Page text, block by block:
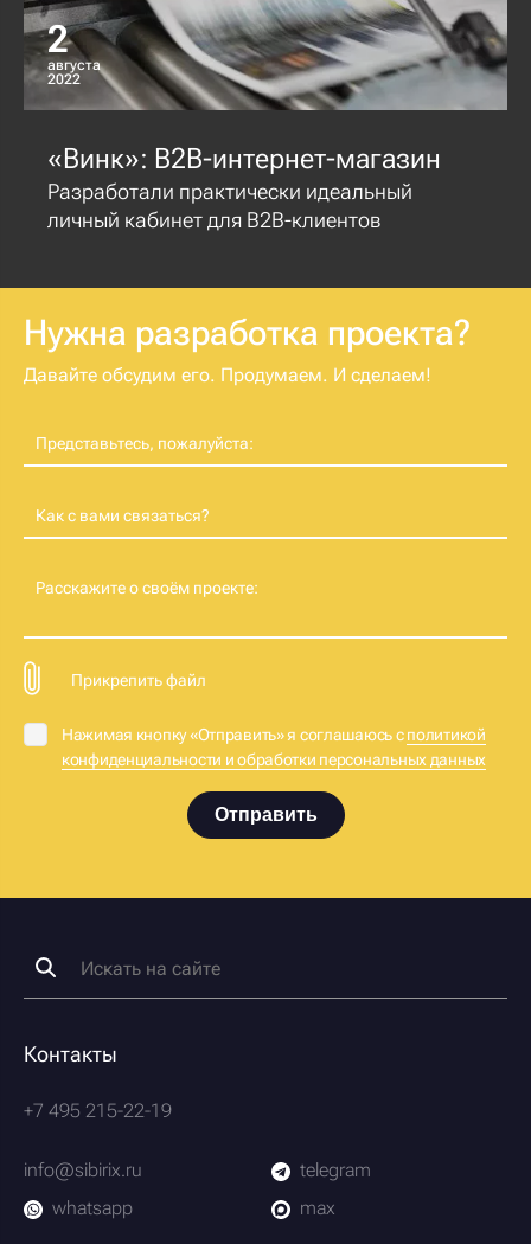
2
августа
2022
«Винк»: B2B-интернет-магазин
Разработали практически идеальный
личный кабинет для B2B-клиентов
Нужна разработка проекта?
Давайте обсудим его. Продумаем. И сделаем!
Представьтесь, пожалуйста:
Как с вами связаться?
Расскажите о своём проекте:
Прикрепить файл
Нажимая кнопку «Отправить» я соглашаюсь сполитикой
конфиденциальности и обработки персональных данных
Отправить
Контакты
+7 495 215-22-19
info@sibirix.ru
telegram
whatsapp
max